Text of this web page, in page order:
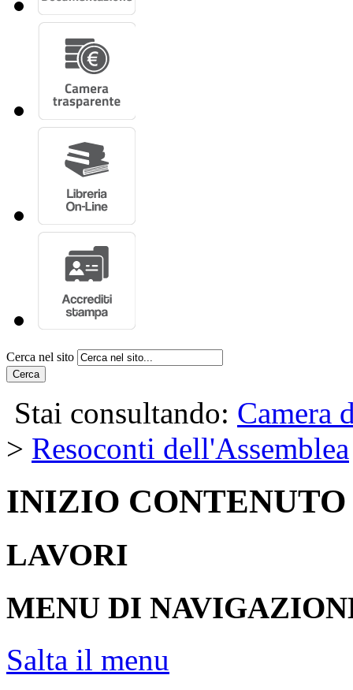
Cerca nel sito
Cerca
Stai consultando: Camera
> Resoconti dell'Assemblea
INIZIO CONTENUTO
LAVORI
MENU DI
Salta il menu